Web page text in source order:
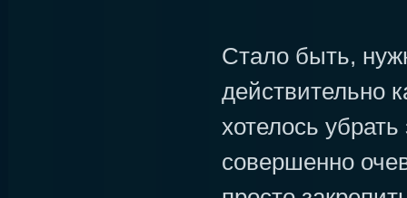
Стало быть,
действительно
хотелось
совершенно